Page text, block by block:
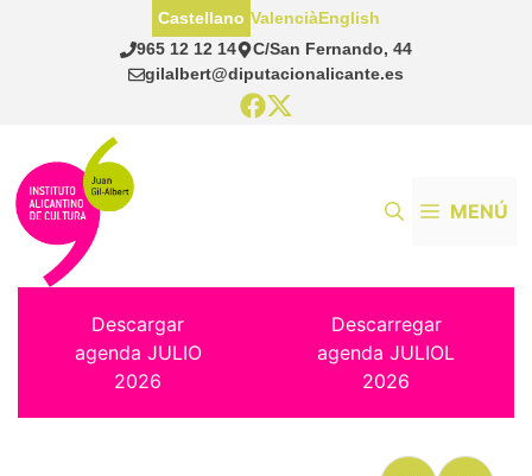
965 12 12 14
C/San Fernando, 44
gilalbert@diputacionalicante.es
Castellano ValenciàEnglish
MENÚ
Descargar
agenda JULIO
2026
Descarregar
agenda JULIOL
2026